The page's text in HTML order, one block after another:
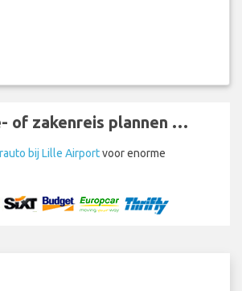
of zakenreis plannen …
bij Lille Airportvoor enorme